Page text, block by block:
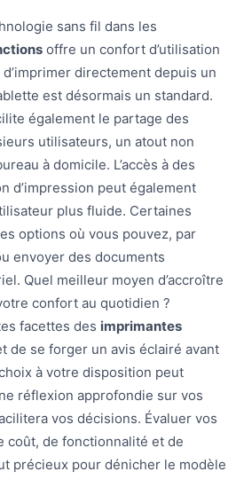
sans fil dans les
offre un confort d’utilisation
directement depuis un
est désormais un standard.
également le partage des
utilisateurs, un atout non
à domicile. L’accès à des
d’impression peut également
plus fluide. Certaines
options où vous pouvez, par
envoyer des documents
Quel meilleur moyen d’accroître
confort au quotidien ?
facettes des imprimantes
de se forger un avis éclairé avant
choix à votre disposition peut
réflexion approfondie sur vos
vos décisions. Évaluer vos
coût, de fonctionnalité et de
précieux pour dénicher le modèle